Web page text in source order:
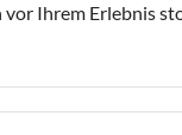
vor Ihrem Erlebnis